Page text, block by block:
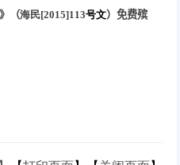
（海民[2015]113号文）免费殡